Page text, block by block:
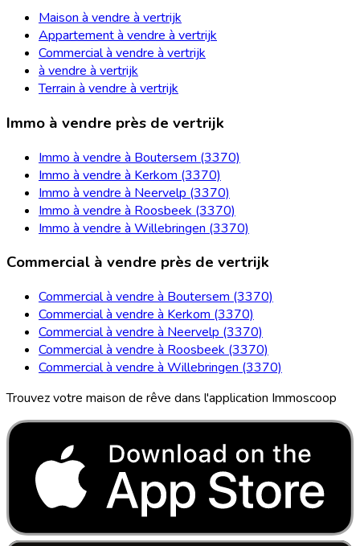
Maison à vendre à vertrijk
Appartement à vendre à vertrijk
Commercial à vendre à vertrijk
à vendre à vertrijk
Terrain à vendre à vertrijk
Immo à vendre près de vertrijk
Immo à vendre à Boutersem (3370)
Immo à vendre à Kerkom (3370)
Immo à vendre à Neervelp (3370)
Immo à vendre à Roosbeek (3370)
Immo à vendre à Willebringen (3370)
Commercial à vendre près de vertrijk
Commercial à vendre à Boutersem (3370)
Commercial à vendre à Kerkom (3370)
Commercial à vendre à Neervelp (3370)
Commercial à vendre à Roosbeek (3370)
Commercial à vendre à Willebringen (3370)
Trouvez votre maison de rêve dans l'application Immoscoop